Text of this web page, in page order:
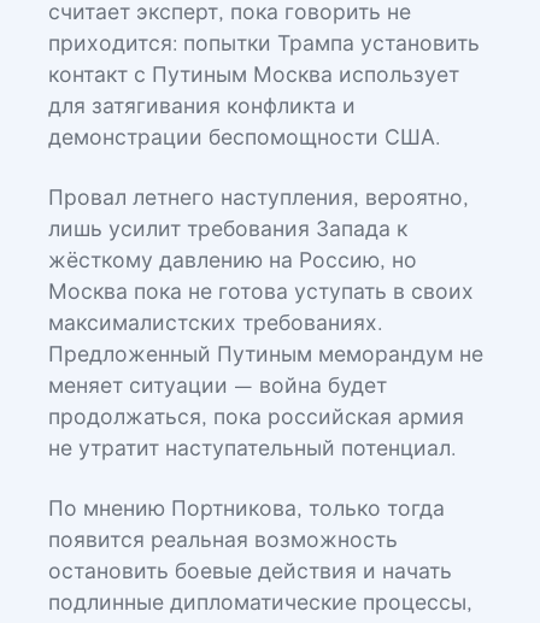
считает эксперт, пока говорить не
приходится: попытки Трампа установить
контакт с Путиным Москва использует
для затягивания конфликта и
демонстрации беспомощности США.
Провал летнего наступления, вероятно,
лишь усилит требования Запада к
жёсткому давлению на Россию, но
Москва пока не готова уступать в своих
максималистских требованиях.
Предложенный Путиным меморандум не
меняет ситуации — война будет
продолжаться, пока российская армия
не утратит наступательный потенциал.
По мнению Портникова, только тогда
появится реальная возможность
остановить боевые действия и начать
подлинные дипломатические процессы,